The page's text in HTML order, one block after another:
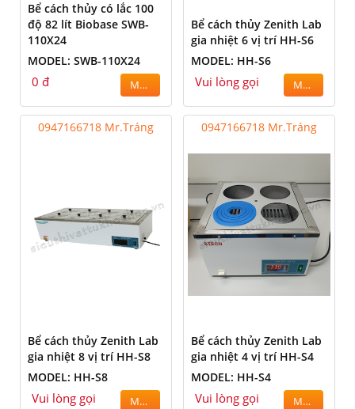
Bể cách thủy có lắc 100
độ 82 lít Biobase SWB-
110X24
MODEL: SWB-110X24
0 đ MUA
Bể cách thủy Zenith Lab
gia nhiệt 6 vị trí HH-S6
MODEL: HH-S6
Vui lòng gọi MUA
0947166718 Mr.Tráng
Bể cách thủy Zenith Lab
gia nhiệt 8 vị trí HH-S8
MODEL: HH-S8
Vui lòng gọi MUA
0947166718 Mr.Tráng
Bể cách thủy Zenith Lab
gia nhiệt 4 vị trí HH-S4
MODEL: HH-S4
Vui lòng gọi MUA